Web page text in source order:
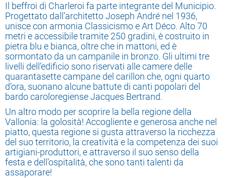
Il beffroi di Charleroi fa parte integrante del Municipio.
Progettato dall’architetto Joseph André nel 1936,
unisce con armonia Classicismo e Art Déco. Alto 70
metri e accessibile tramite 250 gradini, è costruito in
pietra blu e bianca, oltre che in mattoni, ed è
sormontato da un campanile in bronzo. Gli ultimi tre
livelli dell’edificio sono riservati alle camere delle
quarantasette campane del carillon che, ogni quarto
d’ora, suonano alcune battute di canti popolari del
bardo caroloregiense Jacques Bertrand.
Un altro modo per scoprire la bella regione della
Vallonia: la golosità! Accogliente e generosa anche nel
piatto, questa regione si gusta attraverso la ricchezza
del suo territorio, la creatività e la competenza dei suoi
artigiani-produttori, e attraverso il suo senso della
festa e dell’ospitalità, che sono tanti talenti da
assaporare!